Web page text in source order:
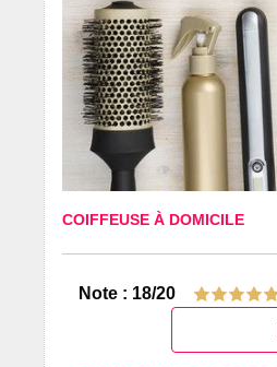
COIFFEUSE À DOMICILE
Note : 18/20